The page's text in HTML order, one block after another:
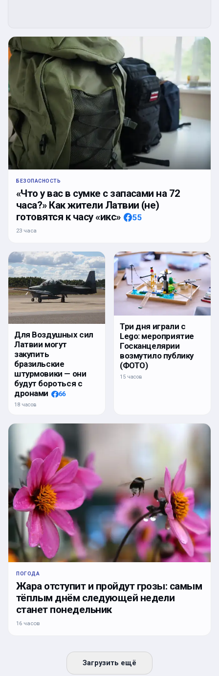
БЕЗОПАСНОСТЬ
«Что у вас в сумке с запасами на 72
часа?» Как жители Латвии (не)
готовятся к часу «икс»
55
23 часа
Для Воздушных сил
Латвии могут
закупить
бразильские
штурмовики — они
будут бороться с
дронами
66
18 часов
Три дня играли с
Lego: мероприятие
Госканцелярии
возмутило публику
(ФОТО)
15 часов
ПОГОДА
Жара отступит и пройдут грозы: самым
тёплым днём следующей недели
станет понедельник
16 часов
Загрузить ещё